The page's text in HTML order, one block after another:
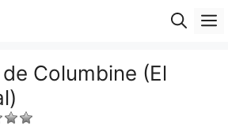
Columbine (El